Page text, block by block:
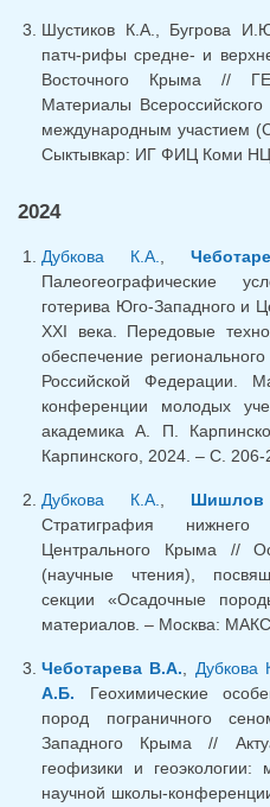
Шустиков К.А., Бугрова
патч-рифы средне- и
Восточного Крыма //
Материалы
международным участием
Сыктывкар: ИГ ФИЦ Коми
2024
Дубкова К.А.
Палеогеографические
готерива Юго-Западного и
XXI века. Передовые
обеспечение
Российской Федерации.
конференции молодых
академика А. П.
Карпинского, 2024. – С. 206-
Дубкова К.А.
Стратиграфия
Центрального Крыма //
(научные чтения),
секции «Осадочные
материалов. – Москва:
Чеботарева В.А. Дубкова
А.Б. Геохимические
пород пограничного
Западного Крыма //
геофизики и
научной школы-